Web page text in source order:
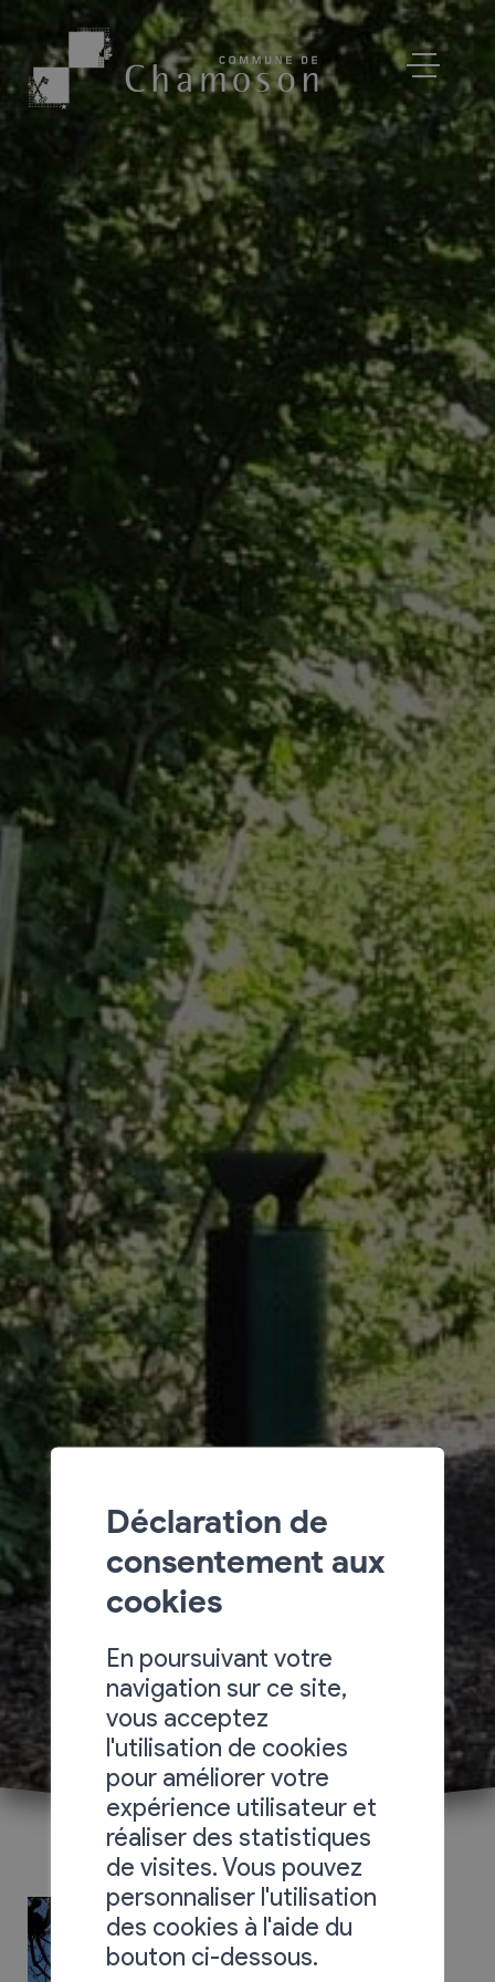
Déclaration de
consentement aux
cookies
En poursuivant votre
navigation sur ce site,
vous acceptez
l'utilisation de cookies
pour améliorer votre
expérience utilisateur et
réaliser des statistiques
de visites. Vous pouvez
personnaliser l'utilisation
des cookies à l'aide du
bouton ci-dessous.